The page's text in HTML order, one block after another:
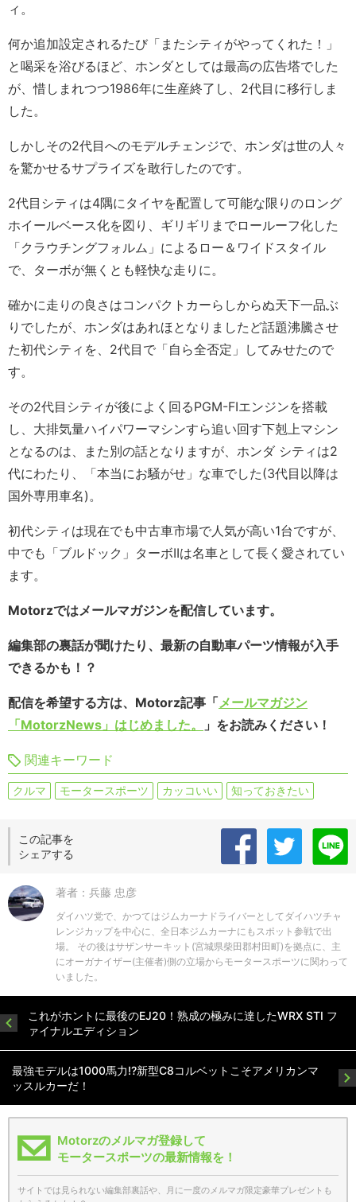
ィ。
何か追加設定されるたび「またシティがやってくれた！」
と喝采を浴びるほど、ホンダとしては最高の広告塔でした
が、惜しまれつつ1986年に生産終了し、2代目に移行しま
した。
しかしその2代目へのモデルチェンジで、ホンダは世の人々
を驚かせるサプライズを敢行したのです。
2代目シティは4隅にタイヤを配置して可能な限りのロング
ホイールベース化を図り、ギリギリまでロールーフ化した
「クラウチングフォルム」によるロー＆ワイドスタイル
で、ターボが無くとも軽快な走りに。
確かに走りの良さはコンパクトカーらしからぬ天下一品ぶ
りでしたが、ホンダはあれほとなりましたど話題沸騰させ
た初代シティを、2代目で「自ら全否定」してみせたので
す。
その2代目シティが後によく回るPGM-FIエンジンを搭載
し、大排気量ハイパワーマシンすら追い回す下剋上マシン
となるのは、また別の話となりますが、ホンダ シティは2
代にわたり、「本当にお騒がせ」な車でした(3代目以降は
国外専用車名)。
初代シティは現在でも中古車市場で人気が高い1台ですが、
中でも「ブルドック」ターボIIは名車として長く愛されてい
ます。
Motorzではメールマガジンを配信しています。
編集部の裏話が聞けたり、最新の自動車パーツ情報が入手
できるかも！？
配信を希望する方は、Motorz記事「メールマガジン
「MotorzNews」はじめました。
」をお読みください！
関連キーワード
クルマ モータースポーツ カッコいい 知っておきたい
この記事を
シェアする
著者：兵藤 忠彦
ダイハツ党で、かつてはジムカーナドライバーとしてダイハツチャ
レンジカップを中心に、全日本ジムカーナにもスポット参戦で出
場。 その後はサザンサーキット(宮城県柴田郡村田町)を拠点に、主
にオーガナイザー(主催者)側の立場からモータースポーツに関わって
いました。
これがホントに最後のEJ20！熟成の極みに達したWRX STI フ
ァイナルエディション
最強モデルは1000馬力!?新型C8コルベットこそアメリカンマ
ッスルカーだ！
Motorzのメルマガ登録して
モータースポーツの最新情報を！
サイトでは見られない編集部裏話や、月に一度のメルマガ限定豪華プレゼントも